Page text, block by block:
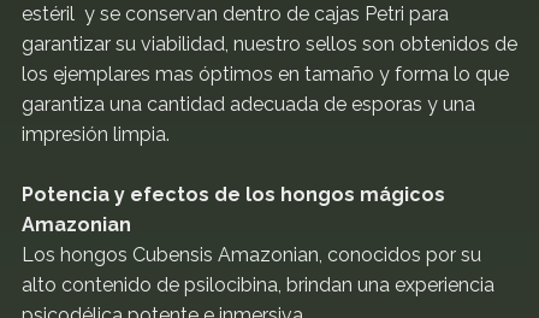
estéril y se conservan dentro de cajas Petri para
garantizar su viabilidad, nuestro sellos son obtenidos de
los ejemplares mas óptimos en tamaño y forma lo que
garantiza una cantidad adecuada de esporas y una
impresión limpia.
Potencia y efectos de los hongos mágicos
Amazonian
Los hongos Cubensis Amazonian, conocidos por su
alto contenido de psilocibina, brindan una experiencia